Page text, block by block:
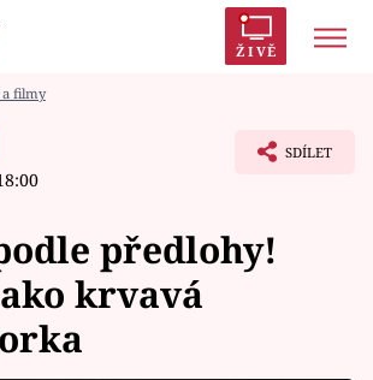
ŽIVĚ
a filmy
SDÍLET
předlohy!
krvavá